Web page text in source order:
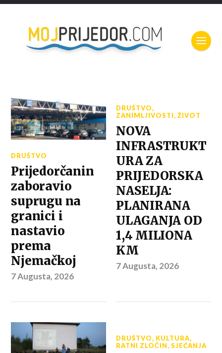
DRUŠTVO
Prijedorčanin
zaboravio
suprugu na
granici i
nastavio
prema
Njemačkoj
7 Augusta, 2026
DRUŠTVO,
ZANIMLJIVOSTI,ŽIVOT
NOVA
INFRASTRUKT
URA ZA
PRIJEDORSKA
NASELJA:
PLANIRANA
ULAGANJA OD
1,4 MILIONA
KM
7 Augusta, 2026
DRUŠTVO, KULTURA,
RATNI ZLOČIN,SJEĆANJA